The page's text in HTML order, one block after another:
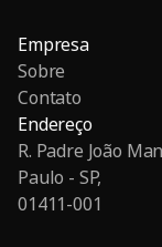
Empresa
Sobre
Contato
Endereço
R. Padre João
Paulo - SP,
01411-001